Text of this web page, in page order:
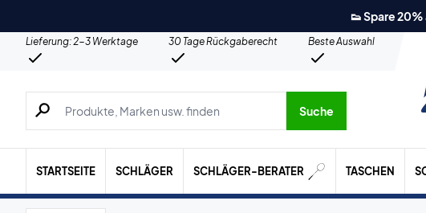
👟 Spare
Lieferung: 2-3 Werktage 30 Tage Rückgaberecht
Beste Auswahl
Suche nach Produkten, Marken usw.
Suche
STARTSEITE SCHLÄGER SCHLÄGER-BERATER TASCHEN